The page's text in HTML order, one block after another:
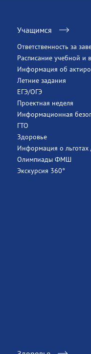
Учащимся
Ответственность за
Расписание учебной и
Информация об
Летние задания
ЕГЭ/ОГЭ
Проектная неделя
Информационная
ГТО
Здоровье
Информация о льготах
Олимпиады ФМШ
Экскурсия 360°